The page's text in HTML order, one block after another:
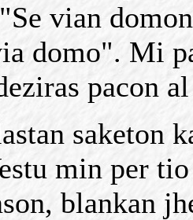
vian
domo". Mi
pacon
saketon
min per
blankan